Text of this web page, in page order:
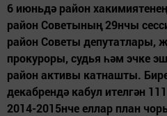
6 июньдә район
район Советының 29нчы
район Советы депутатлары,
прокуроры, судья һәм эчке
район активы катнашты.
декабрендә кабул ителгән
2014-2015нче еллар план